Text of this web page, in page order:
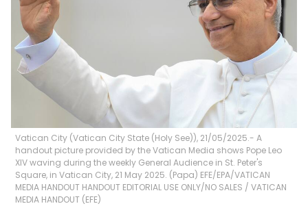
Vatican City (Vatican City State (Holy See)), 21/05/2025.- A
handout picture provided by the Vatican Media shows Pope Leo
XIV waving during the weekly General Audience in St. Peter's
Square, in Vatican City, 21 May 2025. (Papa) EFE/EPA/VATICAN
MEDIA HANDOUT HANDOUT EDITORIAL USE ONLY/NO SALES / VATICAN
MEDIA HANDOUT (EFE)